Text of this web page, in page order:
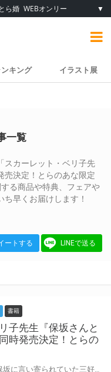
とら婚 WEBオンリー ▼
ンキング イラスト展
一覧
スカーレット・ベリ子先
売決定！とらのあな限定
る商品や特典、フェアや
早くお届けします！
ートする LINEで送る
書籍
子先生『保坂さんと
時発売決定！とらの